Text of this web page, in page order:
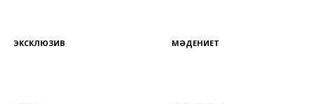
ЭКСКЛЮЗИВ МӘДЕНИЕТ